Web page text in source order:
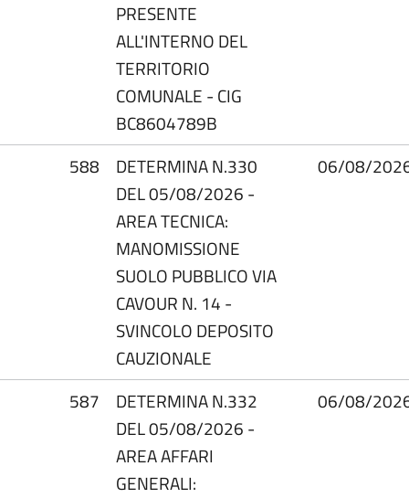
PRESENTE
ALL'INTERNO DEL
TERRITORIO
COMUNALE - CIG
BC8604789B
588
DETERMINA N.330
DEL 05/08/2026 -
AREA TECNICA:
MANOMISSIONE
SUOLO PUBBLICO VIA
CAVOUR N. 14 -
SVINCOLO DEPOSITO
CAUZIONALE
06/08/
587
DETERMINA N.332
DEL 05/08/2026 -
AREA AFFARI
GENERALI:
06/08/